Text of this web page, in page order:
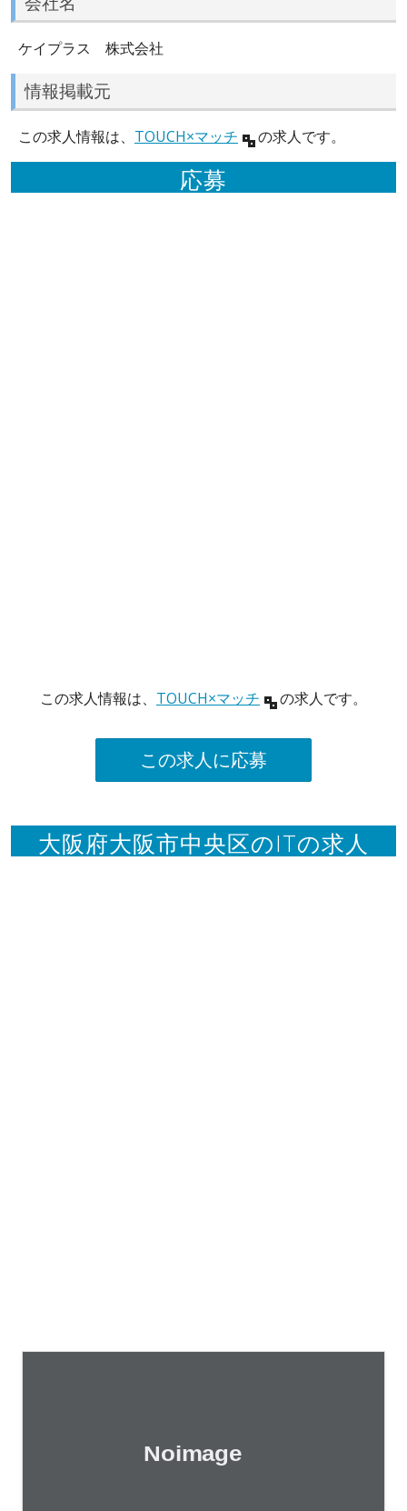
ケイプラス 株式会社
情報掲載元
この求人情報は、 TOUCH×マッチ の求人です。
応募
この求人情報は、 TOUCH×マッチ の求人です。
この求人に応募
大阪府大阪市中央区のITの求人